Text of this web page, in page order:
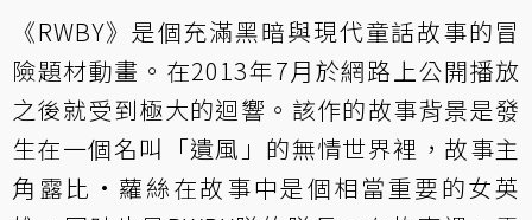
《RWBY》是個充滿黑暗與現代童話故事的冒
險題材動畫。在2013年7月於網路上公開播放
之後就受到極大的迴響。該作的故事背景是發
生在一個名叫「遺風」的無情世界裡，故事主
角露比•蘿絲在故事中是個相當重要的女英